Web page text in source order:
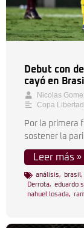
Debut con
cayó en
Nicolas
Copa
Por la primera
sostener la
Leer más »
análisis, brasil ,
Derrota, eduardo
nahuel losada,